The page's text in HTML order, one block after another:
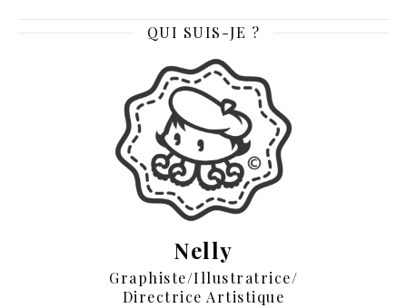
QUI SUIS-JE ?
Nelly
Graphiste/Illustratrice/
Directrice Artistique